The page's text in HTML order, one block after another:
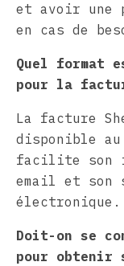
et avoir une
en cas de
Quel format
pour la
La facture
disponible
facilite son
email et son
électronique.
Doit-on se
pour obtenir